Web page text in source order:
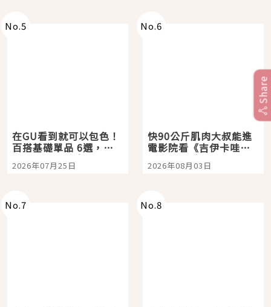
No.5
在GU看到就可以包色！
百搭基礎單品 6選，閉
眼全收也不心疼
2026年07月25日
No.6
快90公斤肌肉大叔能進
電影院看《吉伊卡哇》
嗎？日本重金屬樂團
「打首」會長與nagano
2026年08月03日
No.7 No.8
Share